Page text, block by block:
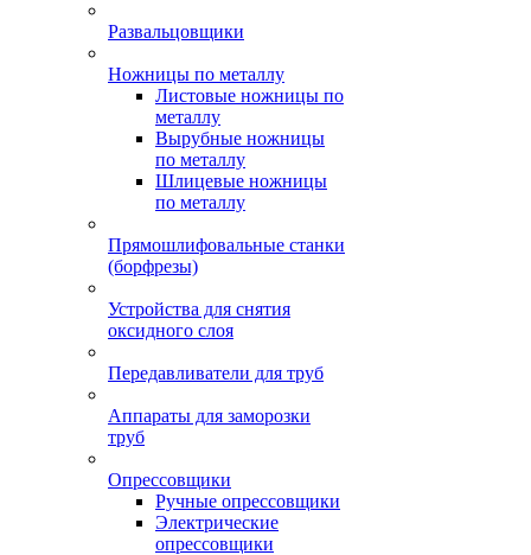
Развальцовщики
Ножницы по металлу
Листовые ножницы по
металлу
Вырубные ножницы
по металлу
Шлицевые ножницы
по металлу
Прямошлифовальные станки
(борфрезы)
Устройства для снятия
оксидного слоя
Передавливатели для труб
Аппараты для заморозки
труб
Опрессовщики
Ручные опрессовщики
Электрические
опрессовщики